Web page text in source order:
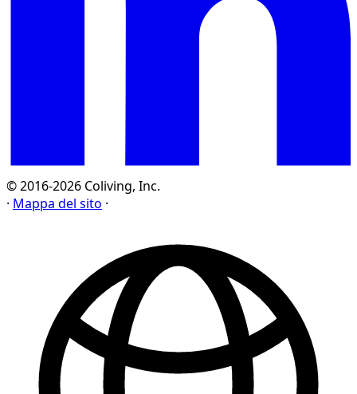
© 2016-2026 Coliving, Inc.
· Mappa del sito ·